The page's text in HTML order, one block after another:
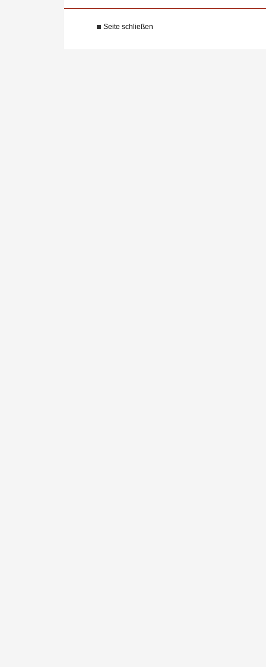
Seite schließen